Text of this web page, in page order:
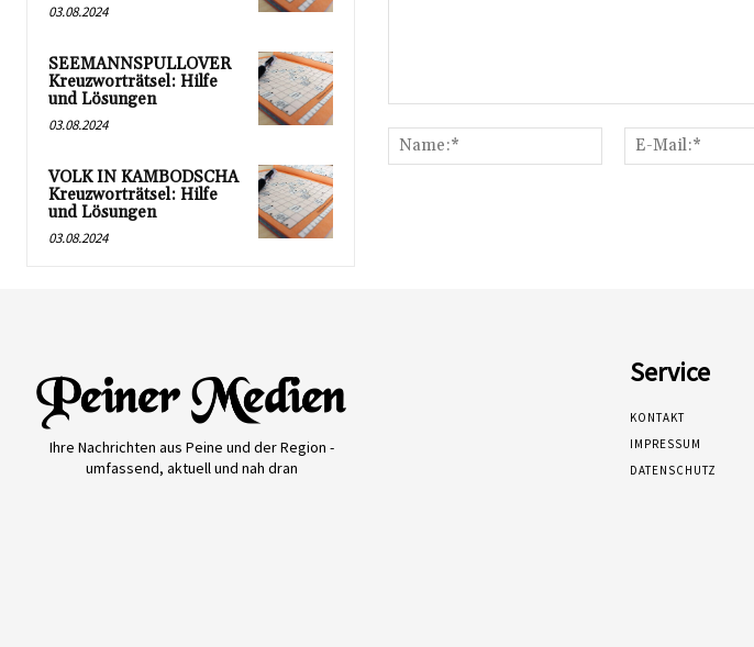
03.08.2024
SEEMANNSPULLOVER
Kreuzworträtsel: Hilfe
und Lösungen
03.08.2024
VOLK IN KAMBODSCHA
Kreuzworträtsel: Hilfe
und Lösungen
03.08.2024
Name:*
Ihre Nachrichten aus Peine und der Region -
umfassend, aktuell und nah dran
Service
KONTAKT
IMPRESSUM
DATENSCHUTZ